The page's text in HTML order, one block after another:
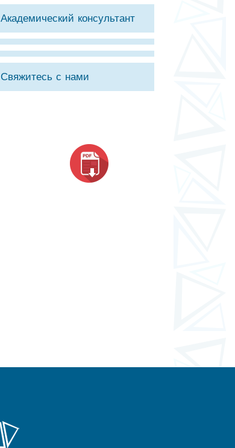
Академический консультант
Свяжитесь с нами